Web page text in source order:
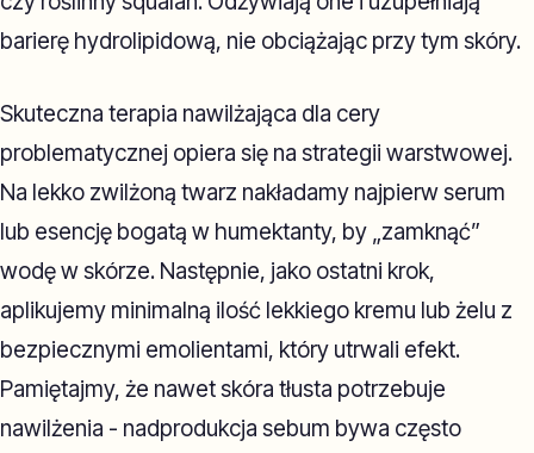
barierę hydrolipidową, nie obciążając przy tym skóry.
Skuteczna terapia nawilżająca dla cery
problematycznej opiera się na strategii warstwowej.
Na lekko zwilżoną twarz nakładamy najpierw serum
lub esencję bogatą w humektanty, by „zamknąć”
wodę w skórze. Następnie, jako ostatni krok,
aplikujemy minimalną ilość lekkiego kremu lub żelu z
bezpiecznymi emolientami, który utrwali efekt.
Pamiętajmy, że nawet skóra tłusta potrzebuje
nawilżenia - nadprodukcja sebum bywa często